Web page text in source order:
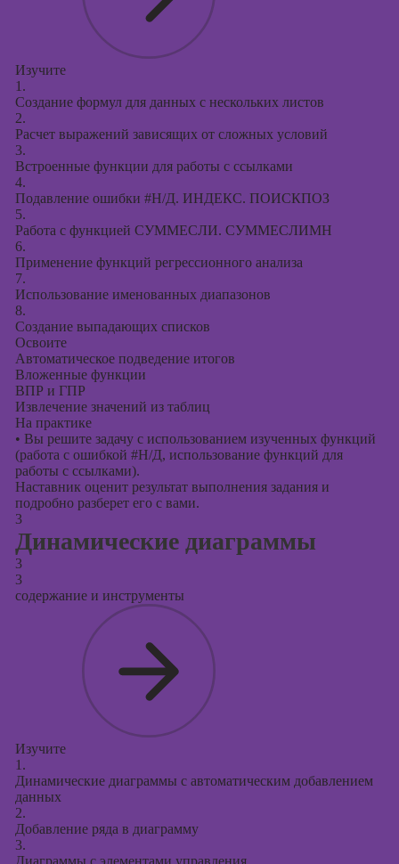
Изучите
1.
Создание формул для данных с нескольких листов
2.
Расчет выражений зависящих от сложных условий
3.
Встроенные функции для работы с ссылками
4.
Подавление ошибки #Н/Д. ИНДЕКС. ПОИСКПОЗ
5.
Работа с функцией СУММЕСЛИ. СУММЕСЛИМН
6.
Применение функций регрессионного анализа
7.
Использование именованных диапазонов
8.
Создание выпадающих списков
Освоите
Автоматическое подведение итогов
Вложенные функции
ВПР и ГПР
Извлечение значений из таблиц
На практике
• Вы решите задачу с использованием изученных функций
(работа с ошибкой #Н/Д, использование функций для
работы с ссылками).
Наставник оценит результат выполнения задания и
подробно разберет его с вами.
3
Динамические диаграммы
3
3
содержание и инструменты
Изучите
1.
Динамические диаграммы с автоматическим добавлением
данных
2.
Добавление ряда в диаграмму
3.
Диаграммы с элементами управления